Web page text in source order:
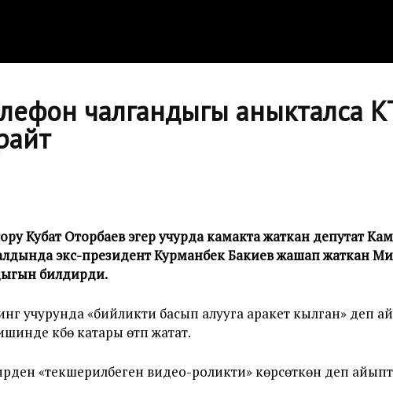
чалгандыгы аныкталса
Кубат Оторбаев эгер учурда камакта жаткан депутат
экс-президент Курманбек Бакиев жашап жаткан
билдирди.
«бийликти басып алууга аракет кылган» деп
күбө катары өтүп жатат.
«текшерилбеген видео-роликти» көрсөткөн деп